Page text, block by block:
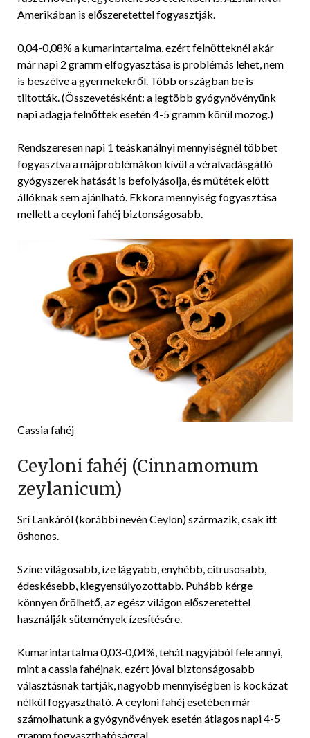
Amerikában is előszeretettel fogyasztják.
0,04-0,08% a kumarintartalma, ezért felnőtteknél akár
már napi 2 gramm elfogyasztása is problémás lehet, nem
is beszélve a gyermekekről. Több országban be is
tiltották. (Összevetésként: a legtöbb gyógynövényünk
napi adagja felnőttek esetén 4-5 gramm körül mozog.)
Rendszeresen napi 1 teáskanálnyi mennyiségnél többet
fogyasztva a májproblémákon kívül a véralvadásgátló
gyógyszerek hatását is befolyásolja, és műtétek előtt
állóknak sem ajánlható. Ekkora mennyiség fogyasztása
mellett a ceyloni fahéj biztonságosabb.
Cassia fahéj
Ceyloni fahéj (Cinnamomum
zeylanicum)
Srí Lankáról (korábbi nevén Ceylon) származik, csak itt
őshonos.
Színe világosabb, íze lágyabb, enyhébb, citrusosabb,
édeskésebb, kiegyensúlyozottabb. Puhább kérge
könnyen őrölhető, az egész világon előszeretettel
használják sütemények ízesítésére.
Kumarintartalma 0,03-0,04%, tehát nagyjából fele annyi,
mint a cassia fahéjnak, ezért jóval biztonságosabb
választásnak tartják, nagyobb mennyiségben is kockázat
nélkül fogyasztható. A ceyloni fahéj esetében már
számolhatunk a gyógynövények esetén átlagos napi 4-5
gramm fogyaszthatósággal.